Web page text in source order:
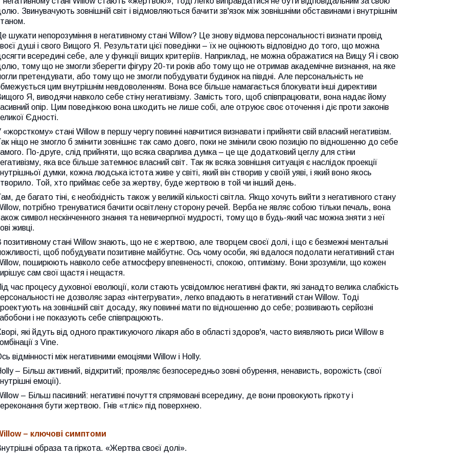
Звинувачують зовнішній світ і відмовляються бачити зв'язок між зовнішніми обставинами і внутрішнім
шукати непорозуміння в негативному стані Willow? Це знову відмова персональності визнати провід
душі і свого Вищого Я. Результати цієї поведінки – їх не оцінюють відповідно до того, що можна
всередині себе, але у функції вищих критеріїв. Наприклад, не можна ображатися на Вищу Я і свою
тому що не змогли зберегти фігуру 20-ти років або тому що не отримав академічне визнання, на яке
претендувати, або тому що не змогли побудувати будинок на півдні. Але персональність не
цим внутрішнім невдоволенням. Вона все більше намагається блокувати інші директиви
Я, виводячи навколо себе стіну негативізму. Замість того, щоб співпрацювати, вона надає йому
опір. Цим поведінкою вона шкодить не лише собі, але отруює своє оточення і діє проти законів
Єдності.
«жорсткому» стані Willow в першу чергу повинні навчитися визнавати і прийняти свій власний негативізм.
ніщо не змогло б змінити зовнішнє так само довго, поки не змінили свою позицію по відношенню до себе
По-друге, слід прийняти, що всяка сварлива думка – це ще додатковий цеглу для стіни
яка все більше затемнює власний світ. Так як всяка зовнішня ситуація є наслідок проекції
думки, кожна людська істота живе у світі, який він створив у своїй уяві, і який воно якось
Той, хто приймає себе за жертву, буде жертвою в той чи інший день.
де багато тіні, є необхідність також у великій кількості світла. Якщо хочуть вийти з негативного стану
потрібно тренуватися бачити освітлену сторону речей. Верба не являє собою тільки печаль, вона
символ нескінченного знання та невичерпної мудрості, тому що в будь-який час можна зняти з неї
живці.
позитивному стані Willow знають, що не є жертвою, але творцем своєї долі, і що є безмежні ментальні
щоб побудувати позитивне майбутнє. Ось чому особи, які вдалося подолати негативний стан
поширюють навколо себе атмосферу впевненості, спокою, оптимізму. Вони зрозуміли, що кожен
сам свої щастя і нещастя.
час процесу духовної еволюції, коли стають усвідомлює негативні факти, які занадто велика слабкість
не дозволяє зараз «інтегрувати», легко впадають в негативний стан Willow. Тоді
на зовнішній світ досаду, яку повинні мати по відношенню до себе; розвивають серйозні
і не показують себе співпрацюють.
які йдуть від одного практикуючого лікаря або в області здоров'я, часто виявляють риси Willow в
з Vine.
відмінності між негативними емоціями Willow і Holly.
– Більш активний, відкритий; проявляє безпосередньо зовні обурення, ненависть, ворожість (свої
емоції).
– Більш пасивний: негативні почуття спрямовані всередину, де вони провокують гіркоту і
бути жертвою. Гнів «тліє» під поверхнею.
– ключові симптоми
образа та гіркота. «Жертва своєї долі».